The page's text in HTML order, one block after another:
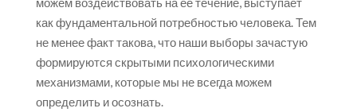
как фундаментальной потребностью человека. Тем
не менее факт такова, что наши выборы зачастую
формируются скрытыми психологическими
механизмами, которые мы не всегда можем
определить и осознать.